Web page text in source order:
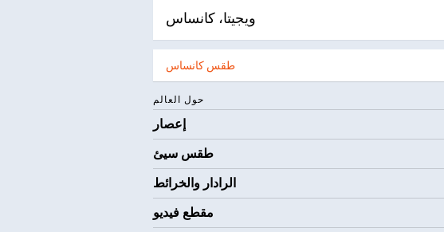
ويجيتا، كانساس
طقس كانساس
حول العالم
إعصار
طقس سيئ
الرادار والخرائط
مقطع فيديو